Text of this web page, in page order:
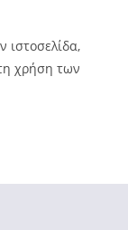
ιστοσελίδα,
χρήση των